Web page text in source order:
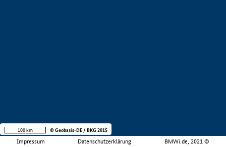
Impressum Datenschutzerklärung BMWi.de, 2021 ©
100 km © Geobasis-DE / BKG 2015